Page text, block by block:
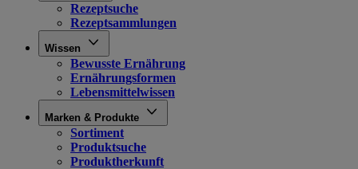
Rezeptsuche
Rezeptsammlungen
Wissen
Bewusste Ernährung
Ernährungsformen
Lebensmittelwissen
Marken & Produkte
Sortiment
Produktsuche
Produktherkunft